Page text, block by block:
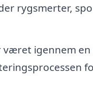
rygsmerter,
været igennem